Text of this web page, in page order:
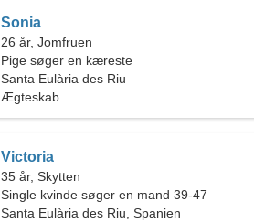
Sonia
26 år, Jomfruen
Pige søger en kæreste
Santa Eulària des Riu
Ægteskab
Victoria
35 år, Skytten
Single kvinde søger en mand 39-47
Santa Eulària des Riu, Spanien